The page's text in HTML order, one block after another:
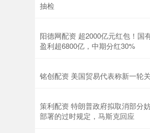
抽检
阳德网配资 超2000亿元红包！国
盈利超6800亿，中期分红30%
铭创配资 美国贸易代表称新一轮
策利配资 特朗普政府拟取消部分
部署的过时规定，马斯克回应